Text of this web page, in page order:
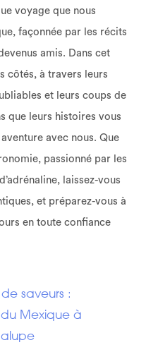
voyage que nous
façonnée par les récits
amis. Dans cet
côtés, à travers leurs
et leurs coups de
que leurs histoires vous
avec nous. Que
passionné par les
laissez-vous
et préparez-vous à
en toute confiance
saveurs :
Mexique à